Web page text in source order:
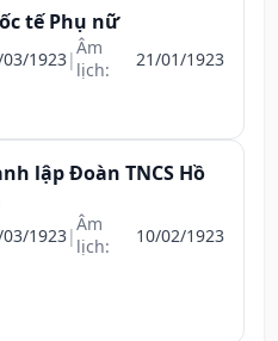
tế Phụ nữ
1923|Âm
lịch:
21/01/1923
lập Đoàn TNCS Hồ
1923|Âm
lịch:
10/02/1923